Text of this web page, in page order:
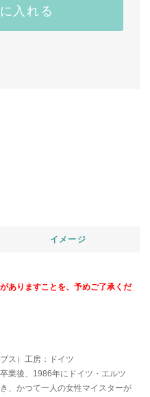
入れる
イメージ
ありますことを、予めご了承くだ
ス）工房：ドイツ
業後、1986年にドイツ・エルツ
、かつて一人の女性マイスターが